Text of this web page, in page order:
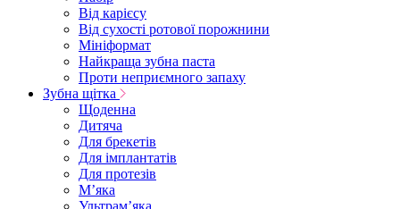
Від карієсу
Від сухості ротової порожнини
Мініформат
Найкраща зубна паста
Проти неприємного запаху
Зубна щітка
Щоденна
Дитяча
Для брекетів
Для імплантатів
Для протезів
Мʼяка
Ультрамʼяка